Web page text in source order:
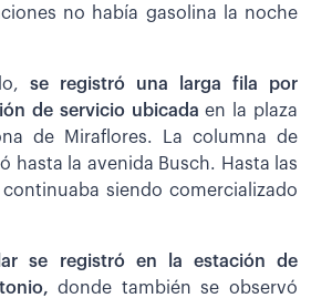
no había gasolina la noche
se registró una larga fila por
de servicio ubicada en la plaza
de Miraflores. La columna de
hasta la avenida Busch. Hasta las
siendo comercializado
se registró en la estación de
donde también se observó